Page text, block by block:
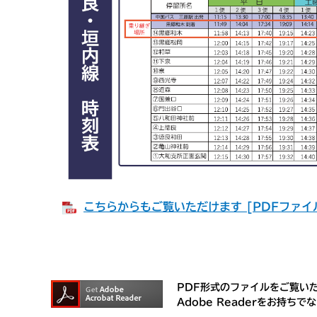
こちらからもご覧いただけます [PDFファ
PDF形式のファイルをご覧
Adobe Readerをお持ちでな